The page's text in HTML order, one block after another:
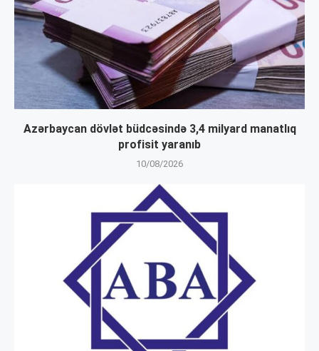
Azərbaycan dövlət büdcəsində 3,4 milyard manatlıq
profisit yaranıb
10/08/2026